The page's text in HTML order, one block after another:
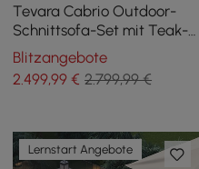
Tevara Cabrio Outdoor-
Schnittsofa-Set mit Teak-
& Aluminiumrahmen, Grau
Blitzangebote
2.499,99 € 2.799,99 €
Lernstart Angebote